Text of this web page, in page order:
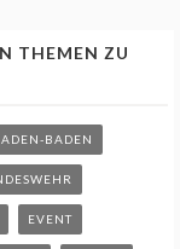
THEMEN ZU
BADEN
EVENT